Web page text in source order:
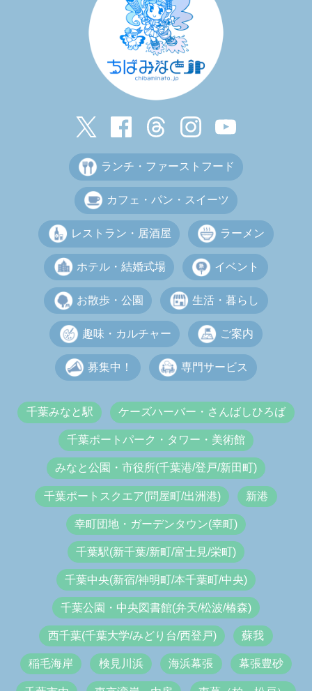
ランチ・ファーストフード
カフェ・パン・スイーツ
レストラン・居酒屋 ラーメン
ホテル・結婚式場 イベント
お散歩・公園 生活・暮らし
趣味・カルチャー ご案内
募集中！ 専門サービス
千葉みなと駅 ケーズハーバー・さんばしひろば
千葉ポートパーク・タワー・美術館
みなと公園・市役所(千葉港/登戸/新田町)
千葉ポートスクエア(問屋町/出洲港) 新港
幸町団地・ガーデンタウン(幸町)
千葉駅(新千葉/新町/富士見/栄町)
千葉中央(新宿/神明町/本千葉町/中央)
千葉公園・中央図書館(弁天/松波/椿森)
西千葉(千葉大学/みどり台/西登戸) 蘇我
稲毛海岸 検見川浜 海浜幕張 幕張豊砂